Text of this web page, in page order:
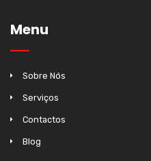
Menu
Sobre Nós
Serviços
Contactos
Blog